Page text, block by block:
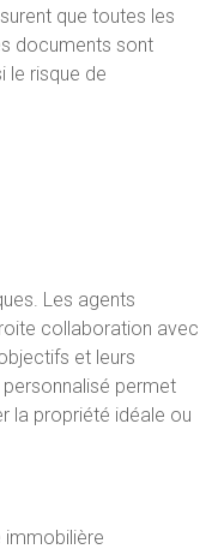
que toutes les
documents sont
le risque de
Les agents
collaboration avec
et leurs
permet
la propriété idéale ou
immobilière